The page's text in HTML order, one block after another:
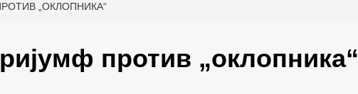
„ОКЛОПНИКА“
против „оклопника“